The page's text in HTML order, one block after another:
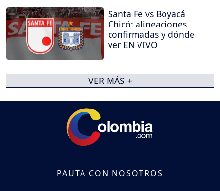
Santa Fe vs Boyacá
Chicó: alineaciones
confirmadas y dónde
ver EN VIVO
VER MÁS +
PAUTA CON NOSOTROS